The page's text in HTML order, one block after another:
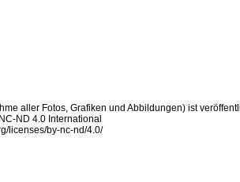
aller Fotos, Grafiken und Abbildungen) ist
ND 4.0 International
licenses/by-nc-nd/4.0/